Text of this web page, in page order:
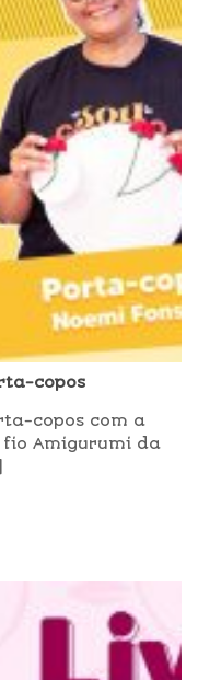
copos
copos com a
fio Amigurumi da